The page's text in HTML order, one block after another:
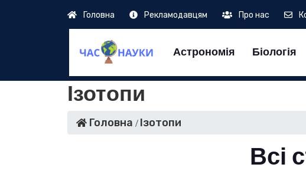
Головна Рекламодавцям Про нас
Астрономія Біологія
Ізотопи
Головна Ізотопи
Всі